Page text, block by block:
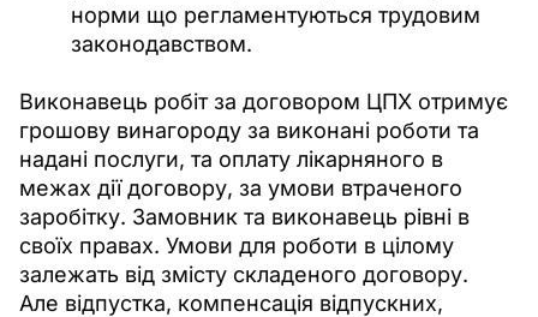
норми що регламентуються трудовим
законодавством.
Виконавець робіт за договором ЦПХ отримує
грошову винагороду за виконані роботи та
надані послуги, та оплату лікарняного в
межах дії договору, за умови втраченого
заробітку. Замовник та виконавець рівні в
своїх правах. Умови для роботи в цілому
залежать від змісту складеного договору.
Але відпустка, компенсація відпускних,